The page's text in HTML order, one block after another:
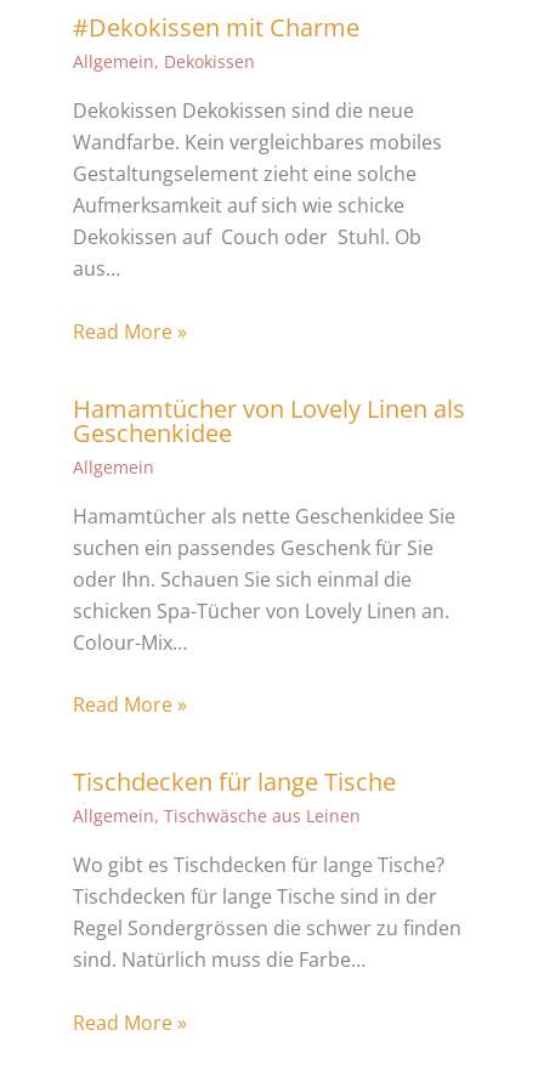
#Dekokissen mit Charme
Allgemein, Dekokissen
Dekokissen Dekokissen sind die neue
Wandfarbe. Kein vergleichbares mobiles
Gestaltungselement zieht eine solche
Aufmerksamkeit auf sich wie schicke
Dekokissen auf Couch oder Stuhl. Ob
aus…
Read More »
Hamamtücher von Lovely Linen als
Geschenkidee
Allgemein
Hamamtücher als nette Geschenkidee Sie
suchen ein passendes Geschenk für Sie
oder Ihn. Schauen Sie sich einmal die
schicken Spa-Tücher von Lovely Linen an.
Colour-Mix…
Read More »
Tischdecken für lange Tische
Allgemein, Tischwäsche aus Leinen
Wo gibt es Tischdecken für lange Tische?
Tischdecken für lange Tische sind in der
Regel Sondergrössen die schwer zu finden
sind. Natürlich muss die Farbe…
Read More »